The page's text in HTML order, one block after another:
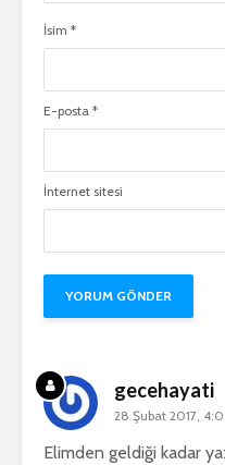
İsim *
E-posta *
İnternet sitesi
gecehayati
28 Şubat 2017,
Elimden geldiği kadar